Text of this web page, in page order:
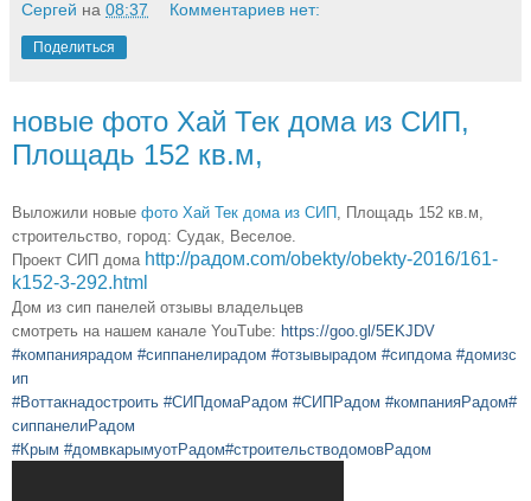
Сергей на 08:37 Комментариев нет:
Поделиться
новые фото Хай Тек дома из СИП,
Площадь 152 кв.м,
Выложили новые фото Хай Тек дома из СИП
, Площадь 152 кв.м,
строительство, город: Судак, Веселое.
Проект СИП дома http://радом.com/obekty/obekty-2016/161-
k152-3-292.html
Дом из сип панелей отзывы владельцев
смотреть на нашем канале YouTube: https://goo.gl/5EKJDV
#компаниярадом #сиппанелирадом #отзывырадом #сипдома #домизс
ип
#Воттакнадостроить #СИПдомаРадом #СИПРадом #компанияРадом#
сиппанелиРадом
#Крым #домвкарымуотРадом#строительстводомовРадом